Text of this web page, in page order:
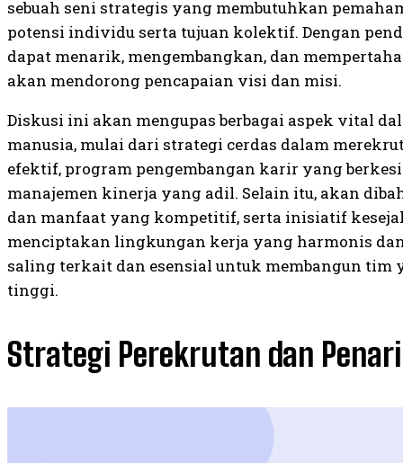
sebuah seni strategis yang membutuhkan
potensi individu serta tujuan kolektif. Dengan
dapat menarik, mengembangkan, dan
akan mendorong pencapaian visi dan misi.
Diskusi ini akan mengupas berbagai aspek vital
manusia, mulai dari strategi cerdas dalam
efektif, program pengembangan karir yang
manajemen kinerja yang adil. Selain itu, akan
dan manfaat yang kompetitif, serta inisiatif
menciptakan lingkungan kerja yang harmonis
saling terkait dan esensial untuk membangun tim
tinggi.
Strategi Perekrutan dan